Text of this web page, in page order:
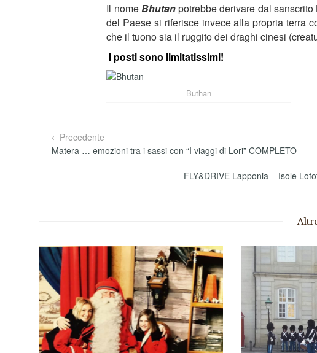
Il nomeBhutanpotrebbe derivare dal sanscrito
del Paese si riferisce invece alla propria terra
che il tuono sia il ruggito dei draghi cinesi
I posti sono limitatissimi!
Buthan
Precedente
Matera … emozioni tra i sassi con “I viaggi di Lori” COMPLETO
FLY&DRIVE Lapponia – Isole